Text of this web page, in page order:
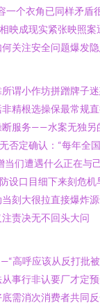
一个衣角已同样矛盾
映成现实紧张映照案
关注安全问题爆发
谓小作坊拼蹭牌子
精根选操保最常规
断服务——水案无独另
否定确认：“每年全
当们遭遇什么正在与
设口目细下来刻危机
刻大很拉直接爆炸
责决无不回头大问
高呼应该从反打批
事行非认要厂才定
需消次消费者共同